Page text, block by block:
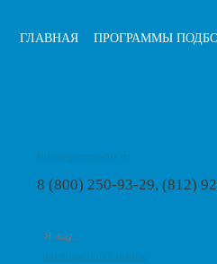
ГЛАВНАЯ ПРОГРАММЫ
8 (800) 250-93-29, (812)